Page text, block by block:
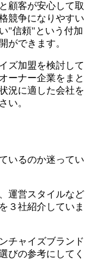
顧客が安心して取
競争になりやすい
"信頼"という付加
ができます。
ズ加盟を検討して
ーナー企業をまと
況に適した会社を
い。
いるのか迷ってい
運営スタイルなど
３社紹介していま
チャイズブランド
びの参考にしてく